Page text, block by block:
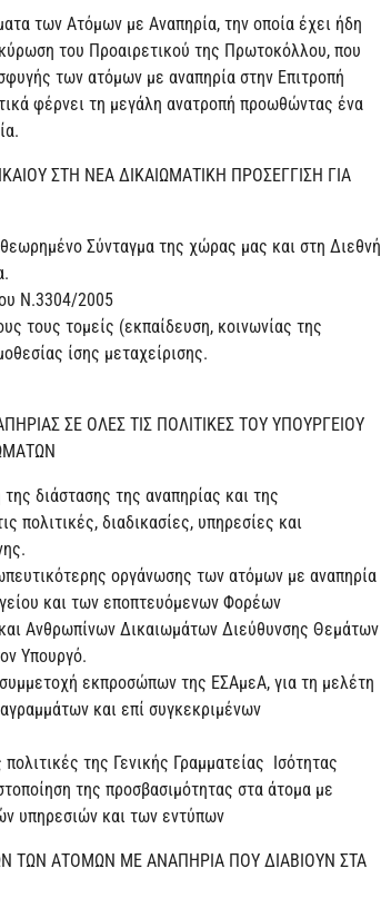
των Ατόμων με Αναπηρία, την οποία έχει ήδη
του Προαιρετικού της Πρωτοκόλλου, που
των ατόμων με αναπηρία στην Επιτροπή
φέρνει τη μεγάλη ανατροπή προωθώντας ένα
ΣΤΗ ΝΕΑ ΔΙΚΑΙΩΜΑΤΙΚΗ ΠΡΟΣΕΓΓΙΣΗ ΓΙΑ
Σύνταγμα της χώρας μας και στη Διεθνή
Ν.3304/2005
τους τομείς (εκπαίδευση, κοινωνίας της
ίσης μεταχείρισης.
ΣΕ ΟΛΕΣ ΤΙΣ ΠΟΛΙΤΙΚΕΣ ΤΟΥ ΥΠΟΥΡΓΕΙΟΥ
διάστασης της αναπηρίας και της
πολιτικές, διαδικασίες, υπηρεσίες και
οργάνωσης των ατόμων με αναπηρία
και των εποπτευόμενων Φορέων
Ανθρωπίνων Δικαιωμάτων Διεύθυνσης Θεμάτων
Υπουργό.
εκπροσώπων της ΕΣΑμεΑ, για τη μελέτη
και επί συγκεκριμένων
της Γενικής Γραμματείας Ισότητας
της προσβασιμότητας στα άτομα με
υπηρεσιών και των εντύπων
ΤΩΝ ΑΤΟΜΩΝ ΜΕ ΑΝΑΠΗΡΙΑ ΠΟΥ ΔΙΑΒΙΟΥΝ ΣΤΑ